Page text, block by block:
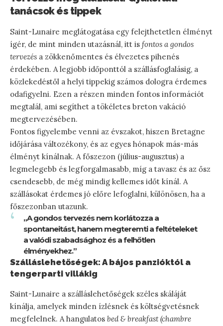
tanácsok és tippek
Saint-Lunaire meglátogatása egy felejthetetlen élményt
ígér, de mint minden utazásnál, itt is fontos a gondos
tervezés a zökkenőmentes és élvezetes pihenés
érdekében. A legjobb időponttól a szállásfoglalásig, a
közlekedéstől a helyi tippekig számos dologra érdemes
odafigyelni. Ezen a részen minden fontos információt
megtalál, ami segíthet a tökéletes breton vakáció
megtervezésében.
Fontos figyelembe venni az évszakot, hiszen Bretagne
időjárása változékony, és az egyes hónapok más-más
élményt kínálnak. A főszezon (július-augusztus) a
legmelegebb és legforgalmasabb, míg a tavasz és az ősz
csendesebb, de még mindig kellemes időt kínál. A
szállásokat érdemes jó előre lefoglalni, különösen, ha a
főszezonban utazunk.
„A gondos tervezés nem korlátozza a
spontaneitást, hanem megteremti a feltételeket
a valódi szabadsághoz és a felhőtlen
élményekhez.”
Szálláslehetőségek: A bájos panzióktól a
tengerparti villákig
Saint-Lunaire a szálláslehetőségek széles skáláját
kínálja, amelyek minden ízlésnek és költségvetésnek
megfelelnek. A hangulatos bed & breakfast (chambre